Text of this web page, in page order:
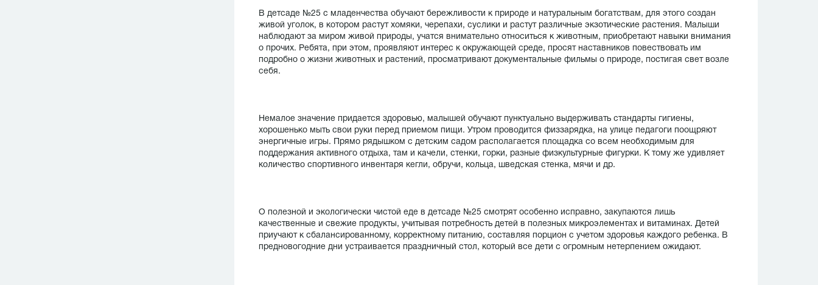
В детсаде №25 с младенчества обучают бережливости к природе и натуральным богатствам, для этого создан
живой уголок, в котором растут хомяки, черепахи, суслики и растут различные экзотические растения. Малыши
наблюдают за миром живой природы, учатся внимательно относиться к животным, приобретают навыки внимания
о прочих. Ребята, при этом, проявляют интерес к окружающей среде, просят наставников повествовать им
подробно о жизни животных и растений, просматривают документальные фильмы о природе, постигая свет возле
себя.
Немалое значение придается здоровью, малышей обучают пунктуально выдерживать стандарты гигиены,
хорошенько мыть свои руки перед приемом пищи. Утром проводится физзарядка, на улице педагоги поощряют
энергичные игры. Прямо рядышком с детским садом располагается площадка со всем необходимым для
поддержания активного отдыха, там и качели, стенки, горки, разные физкультурные фигурки. К тому же удивляет
количество спортивного инвентаря кегли, обручи, кольца, шведская стенка, мячи и др.
О полезной и экологически чистой еде в детсаде №25 смотрят особенно исправно, закупаются лишь
качественные и свежие продукты, учитывая потребность детей в полезных микроэлементах и витаминах. Детей
приучают к сбалансированному, корректному питанию, составляя порцион с учетом здоровья каждого ребенка. В
предновогодние дни устраивается праздничный стол, который все дети с огромным нетерпением ожидают.